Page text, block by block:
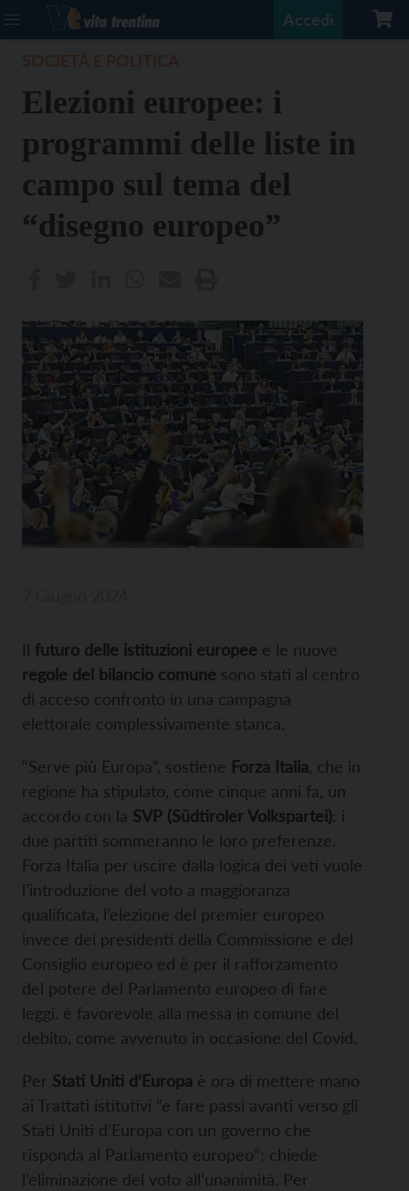
Accedi
Elezioni europee: i
programmi delle liste in
campo sul tema del
“disegno europeo”
Il futuro delle istituzioni europee e le nuove
regole del bilancio comune sono stati al centro
di acceso confronto in una campagna
elettorale complessivamente stanca.
“Serve più Europa”, sostiene Forza Italia , che in
regione ha stipulato, come cinque anni fa, un
accordo con la SVP (Südtiroler Volkspartei): i
due partiti sommeranno le loro preferenze.
Forza Italia per uscire dalla logica dei veti vuole
l’introduzione del voto a maggioranza
qualificata, l’elezione del premier europeo
invece dei presidenti della Commissione e del
Consiglio europeo ed è per il rafforzamento
del potere del Parlamento europeo di fare
leggi. è favorevole alla messa in comune del
debito, come avvenuto in occasione del Covid.
Per Stati Uniti d’Europa è ora di mettere mano
ai Trattati istitutivi “e fare passi avanti verso gli
Stati Uniti d’Europa con un governo che
risponda al Parlamento europeo”; chiede
l’eliminazione del voto all’unanimità. Per